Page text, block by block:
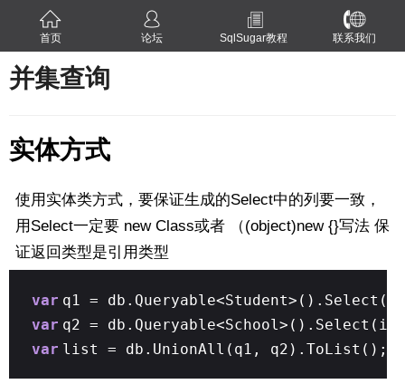
首页 论坛 SqlSugar教程 联系我们
并集查询
实体方式
使用实体类方式，要保证生成的Select中的列要一致，
用Select一定要 new Class或者 （(object)new {}写法 保
证返回类型是引用类型
var q1 =
var q2 =
var list = db.UnionAll(q1, q2).ToList();